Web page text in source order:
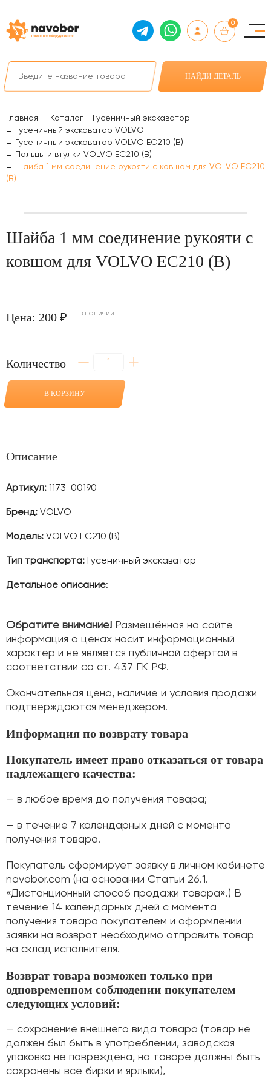
0
НАЙДИ ДЕТАЛЬ
Главная Каталог
Гусеничный экскаватор
Гусеничный экскаватор VOLVO
Гусеничный экскаватор VOLVO EC210 (B)
Пальцы и втулки VOLVO EC210 (B)
Шайба 1 мм соединение рукояти с ковшом для VOLVO EC210
(B)
Шайба 1 мм соединение рукояти с
ковшом для VOLVO EC210 (B)
Цена: 200 ₽ в наличии
Количество
Количество
1
В КОРЗИНУ
Описание
Артикул: 1173-00190
Бренд: VOLVO
Модель: VOLVO EC210 (B)
Тип транспорта: Гусеничный экскаватор
Детальное описание:
Обратите внимание! Размещённая на сайте
информация о ценах носит информационный
характер и не является публичной офертой в
соответствии со ст. 437 ГК РФ.
Окончательная цена, наличие и условия продажи
подтверждаются менеджером.
Информация по возврату товара
Покупатель имеет право отказаться от товара
надлежащего качества:
— в любое время до получения товара;
— в течение 7 календарных дней с момента
получения товара.
Покупатель сформирует заявку в личном кабинете
navobor.com (на основании Статьи 26.1.
«Дистанционный способ продажи товара».) В
течение 14 календарных дней с момента
получения товара покупателем и оформлении
заявки на возврат необходимо отправить товар
на склад исполнителя.
Возврат товара возможен только при
одновременном соблюдении покупателем
следующих условий:
— сохранение внешнего вида товара (товар не
должен был быть в употреблении, заводская
упаковка не повреждена, на товаре должны быть
сохранены все бирки и ярлыки),